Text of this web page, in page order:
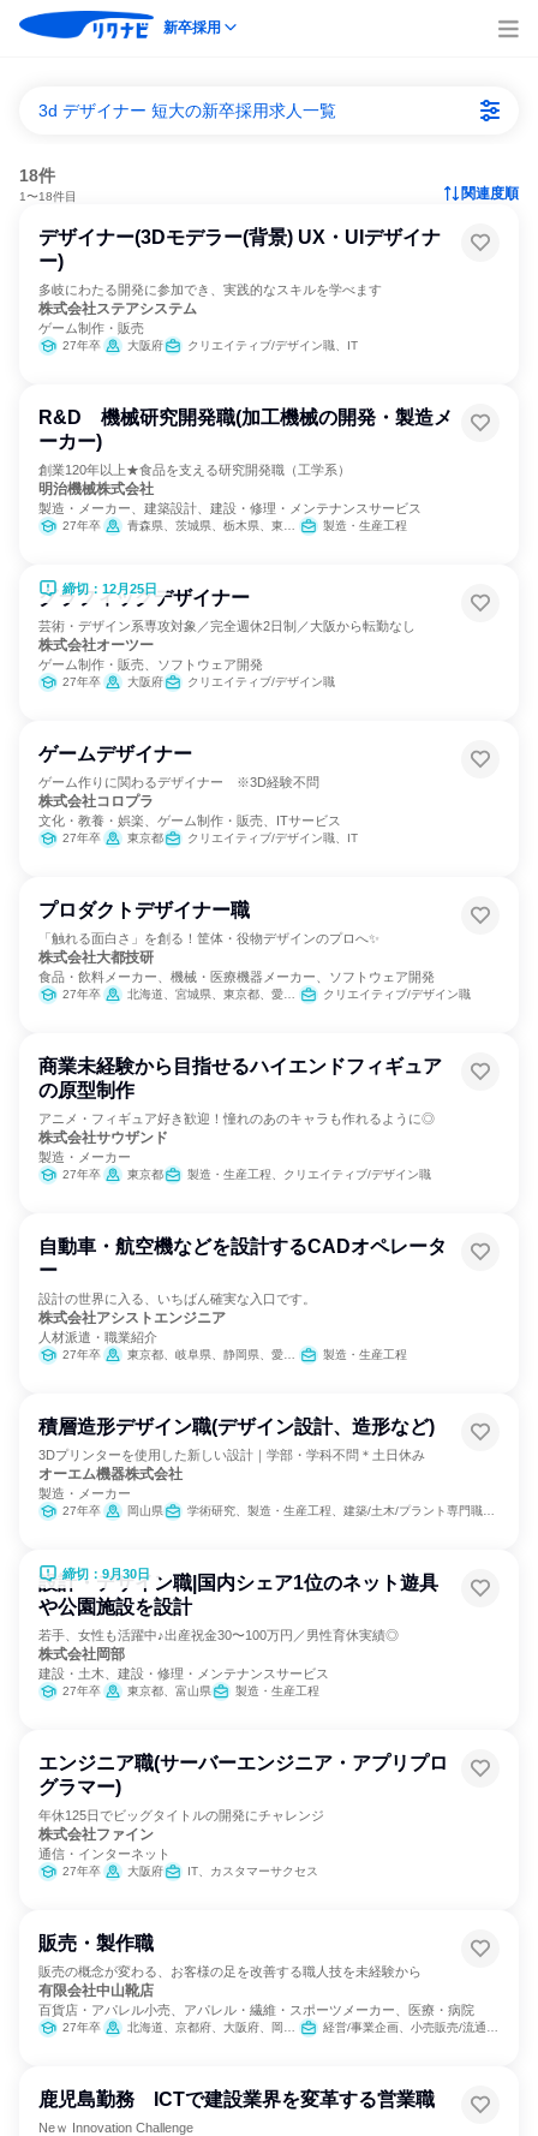
新卒採用
3d デザイナー 短大の新卒採用求人一覧
18件
1〜18件目 関連度順
デザイナー(3Dモデラー(背景) UX・UIデザイナ
ー)
多岐にわたる開発に参加でき、実践的なスキルを学べます
株式会社ステアシステム
ゲーム制作・販売
27年卒 大阪府 クリエイティブ/デザイン職、IT
R&D 機械研究開発職(加工機械の開発・製造メ
ーカー)
創業120年以上★食品を支える研究開発職（工学系）
明治機械株式会社
製造・メーカー、建築設計、建設・修理・メンテナンスサービス
27年卒 青森県、茨城県、栃木県、東京都、長野県、兵庫県、福岡県 製造・生産工程
締切：12月25日
グラフィックデザイナー
芸術・デザイン系専攻対象／完全週休2日制／大阪から転勤なし
株式会社オーツー
ゲーム制作・販売、ソフトウェア開発
27年卒 大阪府 クリエイティブ/デザイン職
ゲームデザイナー
ゲーム作りに関わるデザイナー ※3D経験不問
株式会社コロプラ
文化・教養・娯楽、ゲーム制作・販売、ITサービス
27年卒 東京都 クリエイティブ/デザイン職、IT
プロダクトデザイナー職
「触れる面白さ」を創る！筐体・役物デザインのプロへ✨
株式会社大都技研
食品・飲料メーカー、機械・医療機器メーカー、ソフトウェア開発
27年卒 北海道、宮城県、東京都、愛知県、大阪府、広島県、福岡県 クリエイティブ/デザイン職
商業未経験から目指せるハイエンドフィギュア
の原型制作
アニメ・フィギュア好き歓迎！憧れのあのキャラも作れるように◎
株式会社サウザンド
製造・メーカー
27年卒 東京都 製造・生産工程、クリエイティブ/デザイン職
自動車・航空機などを設計するCADオペレータ
ー
設計の世界に入る、いちばん確実な入口です。
株式会社アシストエンジニア
人材派遣・職業紹介
27年卒 東京都、岐阜県、静岡県、愛知県、三重県 製造・生産工程
積層造形デザイン職(デザイン設計、造形など)
3Dプリンターを使用した新しい設計｜学部・学科不問＊土日休み
オーエム機器株式会社
製造・メーカー
27年卒 岡山県 学術研究、製造・生産工程、建築/土木/プラント専門職、商品企画
締切：9月30日
設計・デザイン職|国内シェア1位のネット遊具
や公園施設を設計
若手、女性も活躍中♪出産祝金30〜100万円／男性育休実績◎
株式会社岡部
建設・土木、建設・修理・メンテナンスサービス
27年卒 東京都、富山県 製造・生産工程
エンジニア職(サーバーエンジニア・アプリプロ
グラマー)
年休125日でビッグタイトルの開発にチャレンジ
株式会社ファイン
通信・インターネット
27年卒 大阪府 IT、カスタマーサクセス
販売・製作職
販売の概念が変わる、お客様の足を改善する職人技を未経験から
有限会社中山靴店
百貨店・アパレル小売、アパレル・繊維・スポーツメーカー、医療・病院
27年卒 北海道、京都府、大阪府、岡山県 経営/事業企画、小売販売/流通、サービス/接客、クリエイティブ/デザイン職
鹿児島勤務 ICTで建設業界を変革する営業職
Neｗ Innovation Challenge